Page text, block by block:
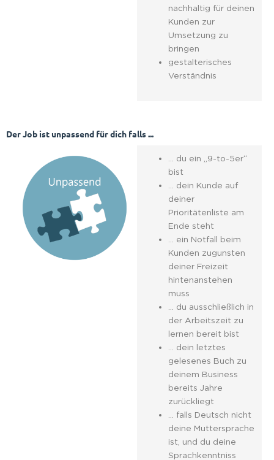
nachhaltig für deinen
Kunden zur
Umsetzung zu
bringen
gestalterisches
Verständnis
Der Job ist unpassend für dich falls ...
… du ein „9-to-5er“
bist
… dein Kunde auf
deiner
Prioritätenliste am
Ende steht
… ein Notfall beim
Kunden zugunsten
deiner Freizeit
hintenanstehen
muss
… du ausschließlich in
der Arbeitszeit zu
lernen bereit bist
… dein letztes
gelesenes Buch zu
deinem Business
bereits Jahre
zurückliegt
… falls Deutsch nicht
deine Muttersprache
ist, und du deine
Sprachkenntniss